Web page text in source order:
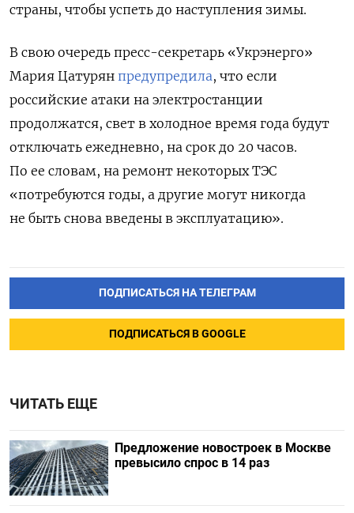
страны, чтобы успеть до наступления зимы.
В свою очередь пресс-секретарь «Укрэнерго»
Мария Цатурян предупредила, что если
российские атаки на электростанции
продолжатся, свет в холодное время года будут
отключать ежедневно, на срок до 20 часов.
По ее словам, на ремонт некоторых ТЭС
«потребуются годы, а другие могут никогда
не быть снова введены в эксплуатацию».
ПОДПИСАТЬСЯ НА ТЕЛЕГРАМ
ПОДПИСАТЬСЯ В GOOGLE
ЧИТАТЬ ЕЩЕ
Предложение новостроек в Москве
превысило спрос в 14 раз